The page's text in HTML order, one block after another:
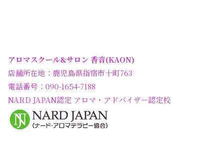
アロマスクール&サロン 香音(KAON)
店舗所在地：鹿児島県指宿市十町763
電話番号：090-1654-7188
NARD JAPAN認定 アロマ・アドバイザー認定校